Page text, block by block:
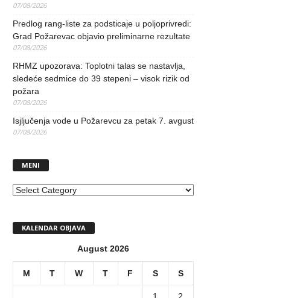
07/08/2026
Predlog rang-liste za podsticaje u poljoprivredi:
Grad Požarevac objavio preliminarne rezultate
07/08/2026
RHMZ upozorava: Toplotni talas se nastavlja,
sledeće sedmice do 39 stepeni – visok rizik od
požara
07/08/2026
Isjljučenja vode u Požarevcu za petak 7. avgust
07/08/2026
MENI
MENI
KALENDAR OBJAVA
August 2026
M T W T F S S
1 2